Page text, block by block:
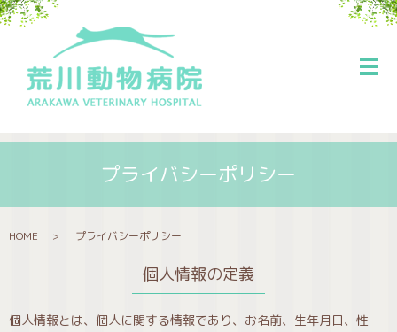
メ
プライバシーポリシー
HOME プライバシーポリシー
個人情報の定義
個人情報とは、個人に関する情報であり、お名前、生年月日、性